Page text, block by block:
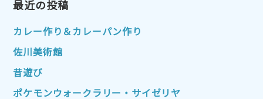
2023年1月
2022年10月 2022年9月
2022年7月
2022年4月
2022年1月 2021年12月 2021年11月
最近の投稿
カレー作り＆カレーパン作り
佐川美術館
昔遊び
ポケモンウォークラリー・サイゼリヤ